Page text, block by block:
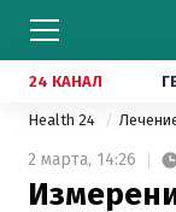
24 КАНАЛ
Health 24
2 марта, 14:26